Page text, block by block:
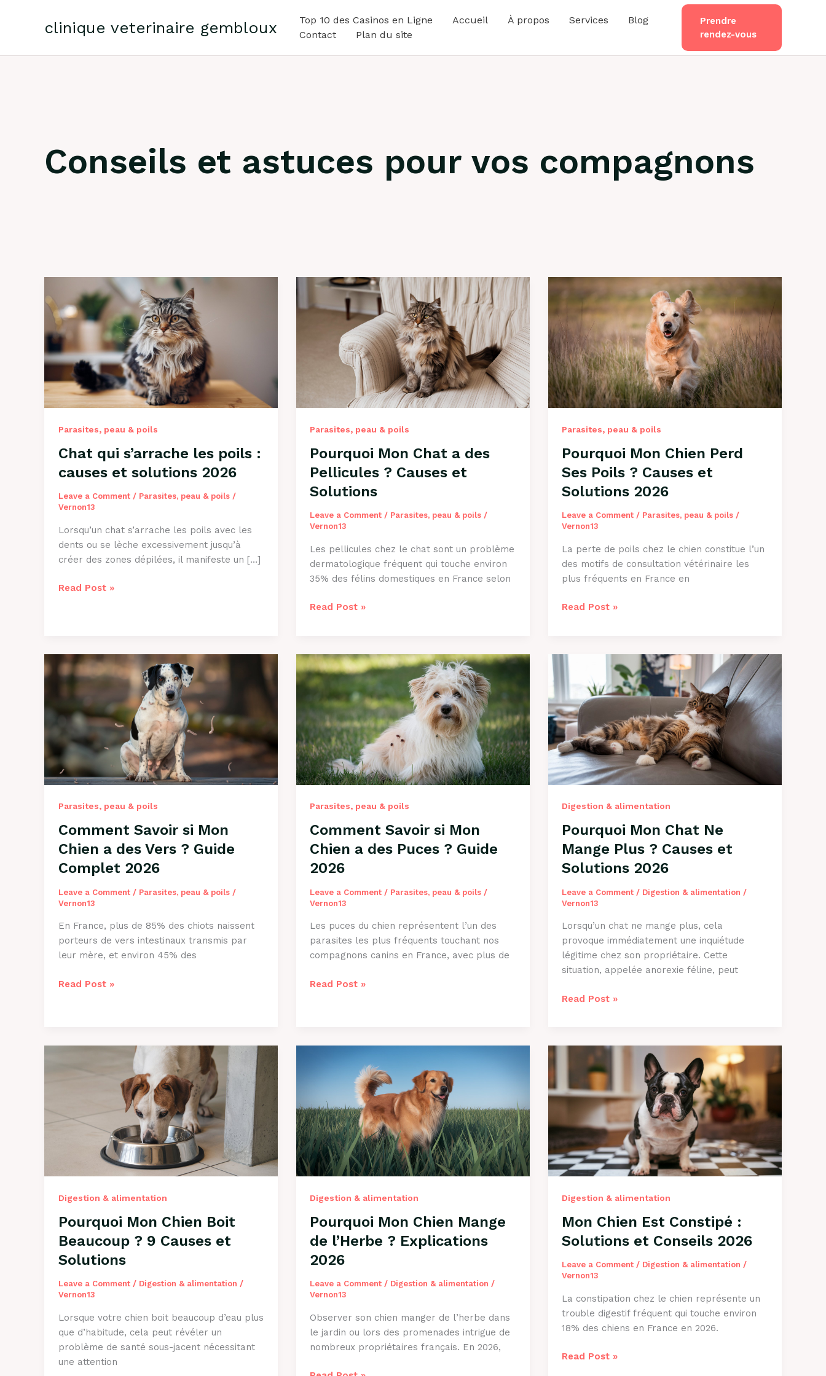
clinique veterinaire gembloux Top 10 des Casinos en Ligne Accueil À propos Services
Blog
Contact
Plan du site
Prendre
rendez-vous
Conseils et astuces pour vos compagnons
Parasites, peau & poils
Chat qui s’arrache les poils :
causes et solutions 2026
Leave a Comment / Parasites, peau & poils/
Vernon13
Lorsqu’un chat s’arrache les poils avec les
dents ou se lèche excessivement jusqu’à
créer des zones dépilées, il manifeste un […]
Chat
causes
solutions
2026
Read Post »
Parasites, peau & poils
Pourquoi Mon Chat a des
Pellicules ? Causes et
Solutions
Leave a Comment / Parasites, peau & poils /
Vernon13
Les pellicules chez le chat sont un problème
dermatologique fréquent qui touche environ
35% des félins domestiques en France selon
Pourquoi
des
Pellicules
Causes
Solutions
Read Post »
Parasites, peau & poils
Pourquoi Mon Chien Perd
Ses Poils ? Causes et
Solutions 2026
Leave a Comment / Parasites, peau & poils /
Vernon13
La perte de poils chez le chien constitue l’un
des motifs de consultation vétérinaire les
plus fréquents en France en
Pourquoi
?
Causes
et
Solutions
2026
Read Post »
Parasites, peau & poils
Comment Savoir si Mon
Chien a des Vers ? Guide
Complet 2026
Leave a Comment / Parasites, peau & poils/
Vernon13
En France, plus de 85% des chiots naissent
porteurs de vers intestinaux transmis par
leur mère, et environ 45% des
Comment
Guide
Complet
Read Post »
Parasites, peau & poils
Comment Savoir si Mon
Chien a des Puces ? Guide
2026
Leave a Comment / Parasites, peau & poils /
Vernon13
Les puces du chien représentent l’un des
parasites les plus fréquents touchant nos
compagnons canins en France, avec plus de
Comment
Guide
2026
Read Post »
Digestion & alimentation
Pourquoi Mon Chat Ne
Mange Plus ? Causes et
Solutions 2026
Leave a Comment / Digestion & alimentation /
Vernon13
Lorsqu’un chat ne mange plus, cela
provoque immédiatement une inquiétude
légitime chez son propriétaire. Cette
situation, appelée anorexie féline, peut
Pourquoi
Mange
?
Causes
Solutions
2026
Read Post »
Digestion & alimentation
Pourquoi Mon Chien Boit
Beaucoup ? 9 Causes et
Solutions
Leave a Comment / Digestion & alimentation /
Vernon13
Lorsque votre chien boit beaucoup d’eau plus
que d’habitude, cela peut révéler un
problème de santé sous-jacent nécessitant
une attention
Digestion & alimentation
Pourquoi Mon Chien Mange
de l’Herbe ? Explications
2026
Leave a Comment / Digestion & alimentation /
Vernon13
Observer son chien manger de l’herbe dans
le jardin ou lors des promenades intrigue de
nombreux propriétaires français. En 2026,
Digestion & alimentation
Mon Chien Est Constipé :
Solutions et Conseils 2026
Leave a Comment / Digestion & alimentation /
Vernon13
La constipation chez le chien représente un
trouble digestif fréquent qui touche environ
18% des chiens en France en 2026.
Mon
Read Post »